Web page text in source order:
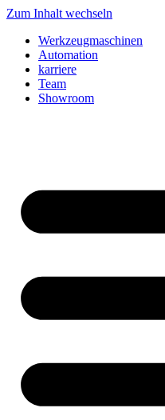
Zum Inhalt wechseln
Werkzeugmaschinen
Automation
karriere
Team
Showroom